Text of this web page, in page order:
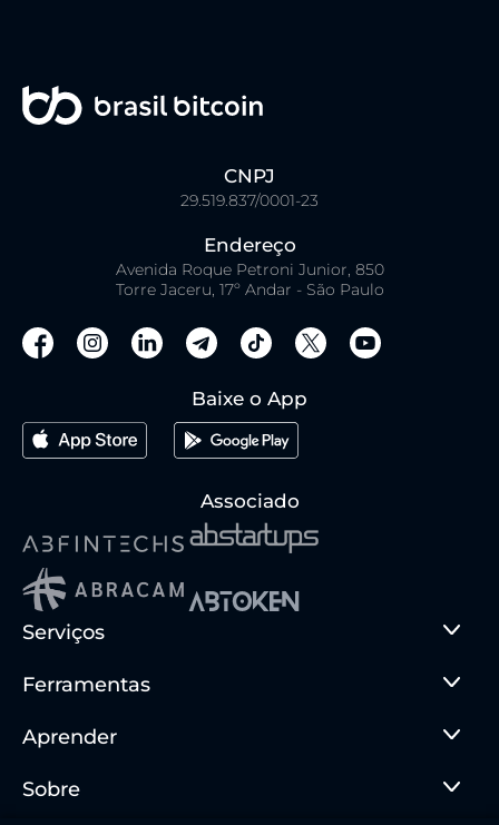
CNPJ
29.519.837/0001-23
Endereço
Avenida Roque Petroni Junior, 850
Torre Jaceru, 17º Andar - São Paulo
Baixe o App
Associado
Serviços
Ferramentas
Aprender
Sobre